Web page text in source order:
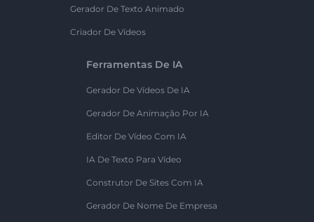
Gerador De Texto Animado
Criador De Vídeos
Ferramentas De IA
Gerador De Vídeos De IA
Gerador De Animação Por IA
Editor De Vídeo Com IA
IA De Texto Para Vídeo
Construtor De Sites Com IA
Gerador De Nome De Empresa